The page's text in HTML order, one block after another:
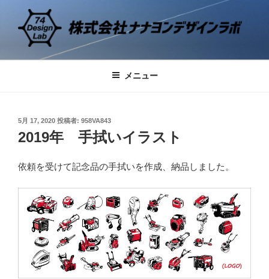
74 DESIGN LAB
デザインの研究と実践
メニュー
投
稿
日:
5月 17, 2020 投稿者: 958VA843
2019年 手拭いイラスト
依頼を受けて記念品の手拭いを作成、納品しました。